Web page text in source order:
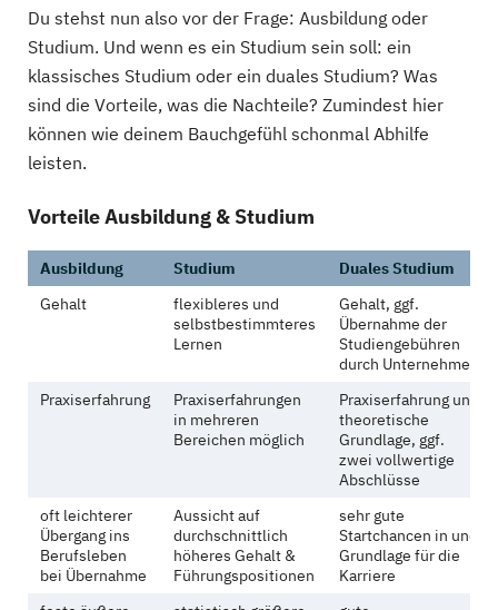
Du stehst nun also vor der Frage: Ausbildung oder
Studium. Und wenn es ein Studium sein soll: ein
klassisches Studium oder ein duales Studium? Was
sind die Vorteile, was die Nachteile? Zumindest hier
können wie deinem Bauchgefühl schonmal Abhilfe
leisten.
Vorteile Ausbildung & Studium
Ausbildung Studium
Duales Studium
Gehalt
flexibleres und
selbstbestimmteres
Lernen
Gehalt, ggf.
Übernahme der
Studiengebühren
durch Unternehmen
Praxiserfahrung
Praxiserfahrungen
in mehreren
Bereichen möglich
Praxiserfahrung und
theoretische
Grundlage, ggf.
zwei vollwertige
Abschlüsse
oft leichterer
Übergang ins
Berufsleben
bei Übernahme
Aussicht auf
durchschnittlich
höheres Gehalt &
Führungspositionen
sehr gute
Startchancen in und
Grundlage für die
Karriere